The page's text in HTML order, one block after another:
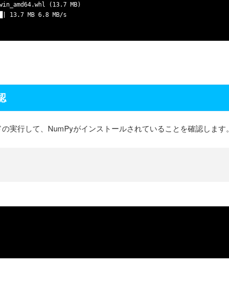
amd64.whl ( 13.7 MB)
13.7 MB 6.8 MB/s
実行して、NumPyがインストールされていることを確認します。